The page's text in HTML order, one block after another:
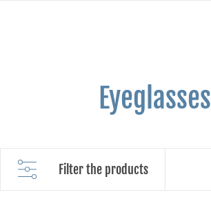
Eyeglasses
Filter the products